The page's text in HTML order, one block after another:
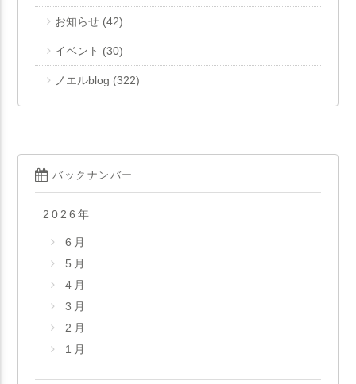
お知らせ(42)
イベント (30)
ノエルblog (322)
バックナンバー
2026 年
6月
5月
4月
3月
2月
1月